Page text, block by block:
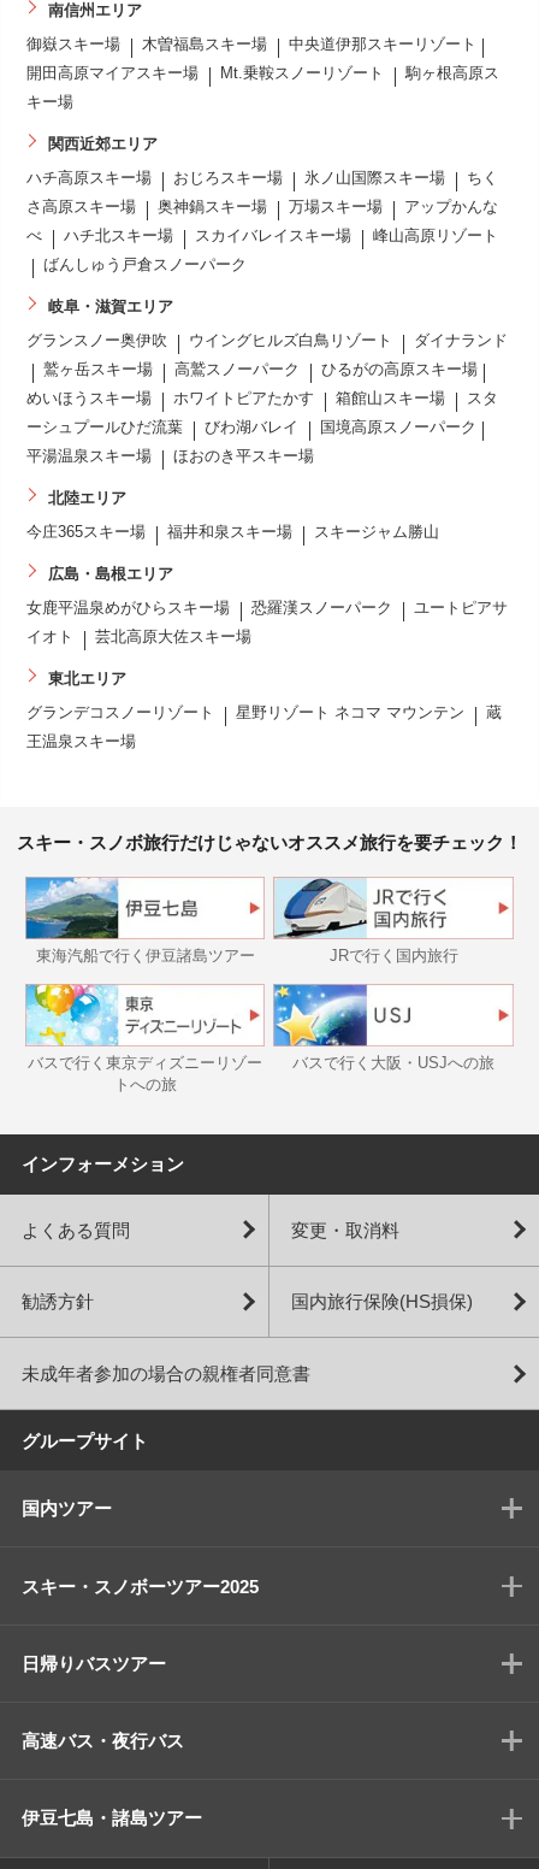
南信州エリア
御嶽スキー場 木曽福島スキー場
中央道伊那スキーリゾート
開田高原マイアスキー場
Mt.乗鞍スノーリゾート
駒ヶ根高原ス
キー場
関西近郊エリア
ハチ高原スキー場 おじろスキー場 氷ノ山国際スキー場
ちく
さ高原スキー場
奥神鍋スキー場 万場スキー場
アップかんな
べ
ハチ北スキー場 スカイバレイスキー場
峰山高原リゾート
ばんしゅう戸倉スノーパーク
岐阜・滋賀エリア
グランスノー奥伊吹 ウイングヒルズ白鳥リゾート
ダイナランド
鷲ヶ岳スキー場
高鷲スノーパーク
ひるがの高原スキー場
めいほうスキー場
ホワイトピアたかす 箱館山スキー場
スタ
ーシュプールひだ流葉
びわ湖バレイ
国境高原スノーパーク
平湯温泉スキー場
ほおのき平スキー場
北陸エリア
今庄365スキー場 福井和泉スキー場 スキージャム勝山
広島・島根エリア
女鹿平温泉めがひらスキー場 恐羅漢スノーパーク
ユートピアサ
イオト
芸北高原大佐スキー場
東北エリア
グランデコスノーリゾート 星野リゾート ネコマ マウンテン
蔵
王温泉スキー場
スキー・スノボ旅行だけじゃないオススメ旅行を要チェック！
東海汽船で行く伊豆諸島ツアー JRで行く国内旅行
バスで行く東京ディズニーリゾー
トへの旅
バスで行く大阪・USJへの旅
インフォーメション
よくある質問 変更・取消料
勧誘方針 国内旅行保険(HS損保)
未成年者参加の場合の親権者同意書
グループサイト
国内ツアー
スキー・スノボーツアー2025
日帰りバスツアー
高速バス・夜行バス
伊豆七島・諸島ツアー